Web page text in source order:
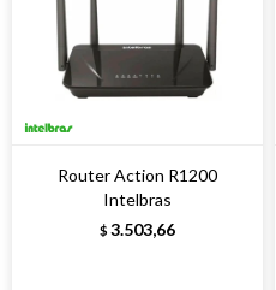
Router Action R1200
Intelbras
$ 3.503,66